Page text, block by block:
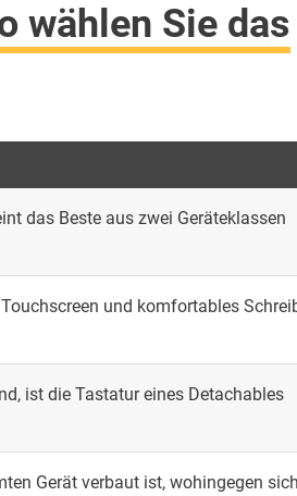
wählen Sie das
das Beste aus zwei Geräteklassen
und komfortables
ist die Tastatur eines Detachables
Gerät verbaut ist, wohingegen